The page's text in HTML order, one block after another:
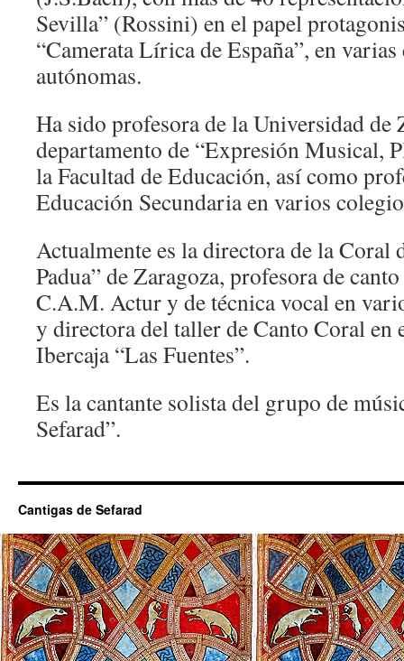
Sevilla” (Rossini) en el papel
“Camerata Lírica de España”, en
autónomas.
Ha sido profesora de la Universidad de
departamento de “Expresión Musical,
la Facultad de Educación, así como
Educación Secundaria en varios
Actualmente es la directora de la Coral
Padua” de Zaragoza, profesora de
C.A.M. Actur y de técnica vocal en
y directora del taller de Canto Coral en
Ibercaja “Las Fuentes”.
Es la cantante solista del grupo de
Sefarad”.
Cantigas de Sefarad